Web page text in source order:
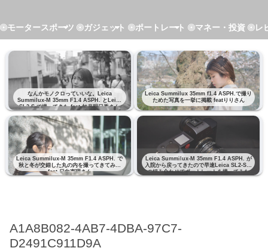
モータースポーツ ガジェット ポートレート マネー・投資 レ
なんかモノクロっていいな。Leica
Summilux-M 35mm F1.4 ASPH. とLeica
SL2-S で撮ってきた feat 如月明日香さん
Leica Summilux 35mm f1.4 ASPH.で撮り
ためた写真を一挙に掲載 featりりさん
Leica Summilux-M 35mm F1.4 ASPH. で
秋と冬が交錯した丸の内を撮ってきてみた
feat 日向恵理さん
Leica Summilux-M 35mm F1.4 ASPH. が
入院から戻ってきたので早速Leica SL2-Sと
の組み合わせでポートレートを撮ってみた
feat りりさん
A1A8B082-4AB7-4DBA-97C7-
D2491C911D9A